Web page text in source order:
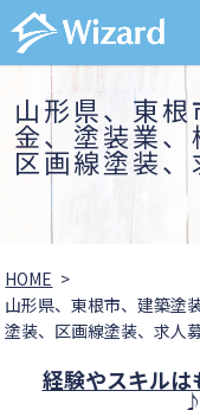
山形県、東
金、塗装業
区画線塗装
HOME
山形県、東根市、建築塗
塗装、区画線塗装、求人
経験やスキルは